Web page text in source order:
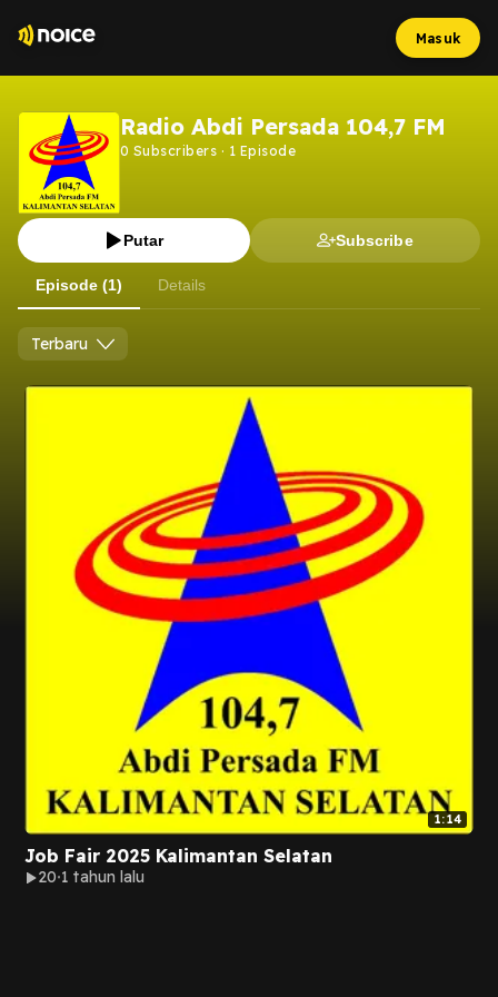
Masuk
Radio Abdi Persada 104,7 FM
0 Subscribers · 1 Episode
Putar Subscribe
Episode (1) Details
Terbaru
1:14
Job Fair 2025 Kalimantan Selatan
20 1 tahun lalu